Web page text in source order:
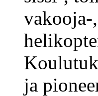
vakooja-
ja